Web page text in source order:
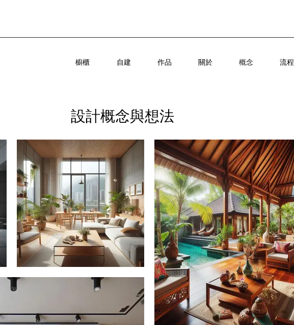
櫥櫃 自建 作品 關於 概念 流程
設計概念與想法